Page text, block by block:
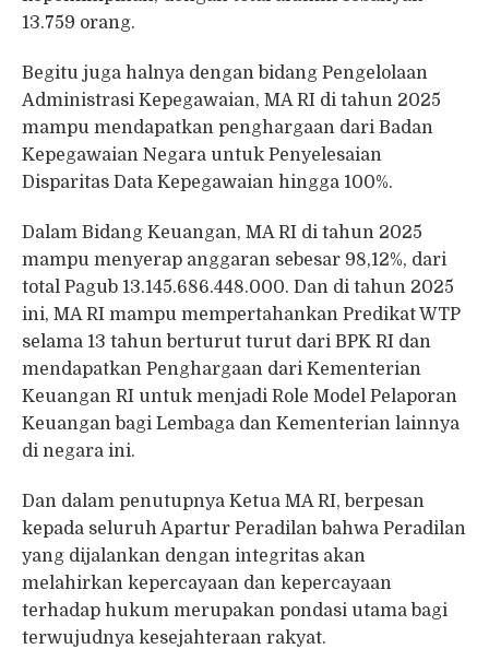
13.759 orang.
Begitu juga halnya dengan bidang Pengelolaan
Administrasi Kepegawaian, MA RI di tahun 2025
mampu mendapatkan penghargaan dari Badan
Kepegawaian Negara untuk Penyelesaian
Disparitas Data Kepegawaian hingga 100%.
Dalam Bidang Keuangan, MA RI di tahun 2025
mampu menyerap anggaran sebesar 98,12%, dari
total Pagub 13.145.686.448.000. Dan di tahun 2025
ini, MA RI mampu mempertahankan Predikat WTP
selama 13 tahun berturut turut dari BPK RI dan
mendapatkan Penghargaan dari Kementerian
Keuangan RI untuk menjadi Role Model Pelaporan
Keuangan bagi Lembaga dan Kementerian lainnya
di negara ini.
Dan dalam penutupnya Ketua MA RI, berpesan
kepada seluruh Apartur Peradilan bahwa Peradilan
yang dijalankan dengan integritas akan
melahirkan kepercayaan dan kepercayaan
terhadap hukum merupakan pondasi utama bagi
terwujudnya kesejahteraan rakyat.